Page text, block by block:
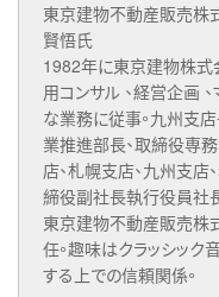
東京建物不動産販売株
賢悟氏
1982年に東京建物株式
用コンサル 、経営企画
な業務に従事。九州支
業推進部長、取締役専
店、札幌支店、九州支店
締役副社長執行役員社
東京建物不動産販売株
任。趣味はクラッシック
する上での信頼関係。